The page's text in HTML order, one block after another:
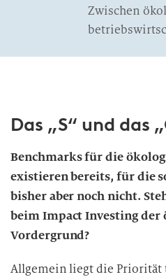
Zwischen
Das „S“ und das
Benchmarks für die
existieren bereits, für die
bisher aber noch nicht.
beim Impact Investing der
Vordergrund?
Allgemein liegt die Priorität